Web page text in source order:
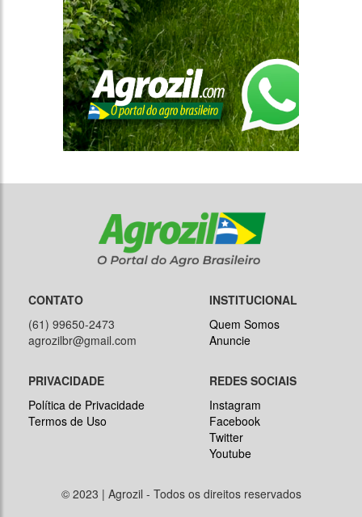
CONTATO
(61) 99650-2473
agrozilbr@gmail.com
INSTITUCIONAL
Quem Somos
Anuncie
PRIVACIDADE
Política de Privacidade
Termos de Uso
REDES SOCIAIS
Instagram
Facebook
Twitter
Youtube
© 2023 | Agrozil - Todos os direitos reservados